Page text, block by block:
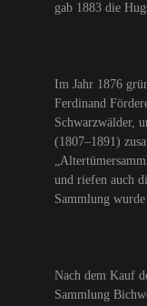
gab 1883 die
Im Jahr 1876
Ferdinand
Schwarzwälder,
(1807–1891)
und riefen auch
Sammlung
Nach dem Kauf
Sammlung